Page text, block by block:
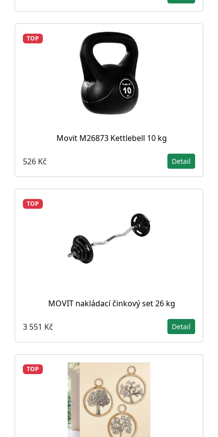
TOP
Movit M26873 Kettlebell 10 kg
526 Kč Detail
TOP
MOVIT nakládací činkový set 26 kg
3 551 Kč Detail
TOP